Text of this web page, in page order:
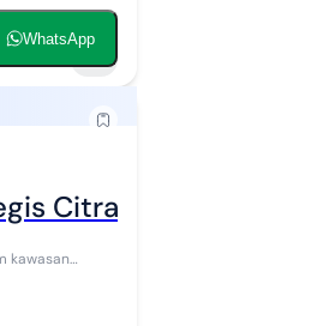
WhatsApp
Citra Raya Tangerang